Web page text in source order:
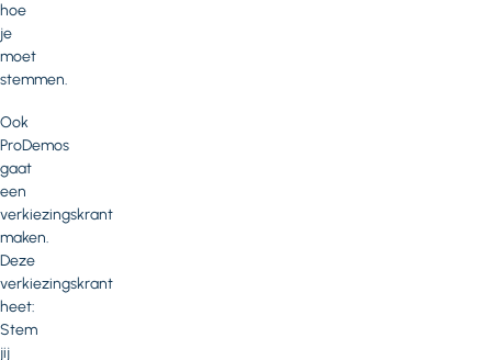
hoe
je
moet
stemmen.
Ook
ProDemos
gaat
een
verkiezingskrant
maken.
Deze
verkiezingskrant
heet:
Stem
jij